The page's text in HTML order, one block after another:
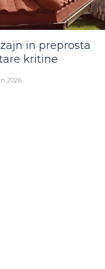
in preprosta
kritine
2026